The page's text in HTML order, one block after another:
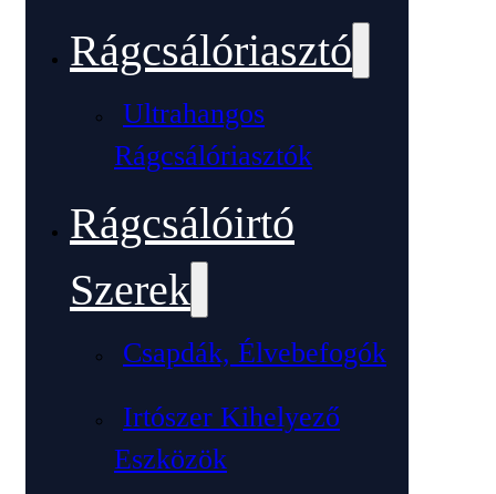
Rágcsálóriasztó
Ultrahangos
Rágcsálóriasztók
Rágcsálóirtó
Szerek
Csapdák, Élvebefogók
Irtószer Kihelyező
Eszközök